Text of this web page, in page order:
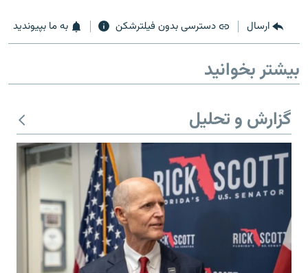
ارسال دسترسی بدون فیلترشکن به ما بپیوندید
بیشتر بخوانید
گزارش و تحلیل